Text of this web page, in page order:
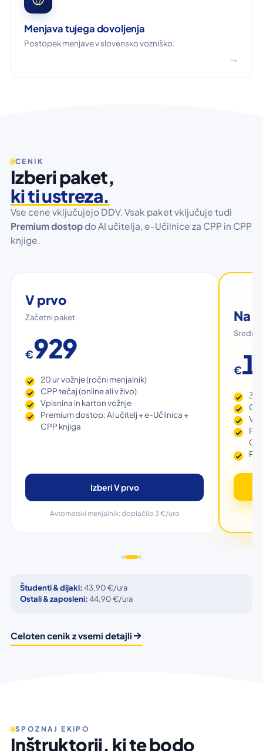
Menjava tujega dovoljenja
Postopek menjave v slovensko vozniško.
→
CENIK
Izberi paket,
ki ti ustreza.
Vse cene vključujejo DDV. Vsak paket vključuje tudi
Premium dostop do AI učitelja, e-Učilnice za CPP in CPP
knjige.
V prvo
Začetni paket
€929
20 ur vožnje (ročni menjalnik)
CPP tečaj (online ali v živo)
Vpisnina in karton vožnje
Premium dostop: AI učitelj + e-Učilnica +
CPP knjiga
Izberi V prvo
Avtomatski menjalnik: doplačilo 3 €/uro
Na
Srednji
€
30
Študenti & dijaki:43,90 €/ura
Ostali & zaposleni:44,90 €/ura
Celoten cenik z vsemi detajli
SPOZNAJ EKIPO
Inštruktorji, ki te bodo